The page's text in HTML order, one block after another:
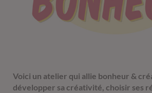
Voici un atelier qui allie bonheur &
développer sa créativité, choisir ses